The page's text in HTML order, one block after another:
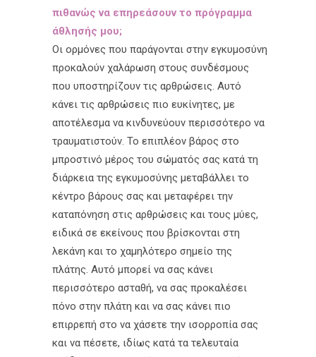
πιθανώς να επηρεάσουν το πρόγραμμα
άθλησής μου;
Οι ορμόνες που παράγονται στην εγκυμοσύνη
προκαλούν χαλάρωση στους συνδέσμους
που υποστηρίζουν τις αρθρώσεις. Αυτό
κάνει τις αρθρώσεις πιο ευκίνητες, με
αποτέλεσμα να κινδυνεύουν περισσότερο να
τραυματιστούν. Το επιπλέον βάρος στο
μπροστινό μέρος του σώματός σας κατά τη
διάρκεια της εγκυμοσύνης μεταβάλλει το
κέντρο βάρους σας και μεταφέρει την
καταπόνηση στις αρθρώσεις και τους μύες,
ειδικά σε εκείνους που βρίσκονται στη
λεκάνη και το χαμηλότερο σημείο της
πλάτης. Αυτό μπορεί να σας κάνει
περισσότερο ασταθή, να σας προκαλέσει
πόνο στην πλάτη και να σας κάνει πιο
επιρρεπή στο να χάσετε την ισορροπία σας
και να πέσετε, ιδίως κατά τα τελευταία